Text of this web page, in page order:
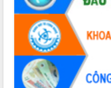
Giai đoạn 2026-2030, Đắk Lắk phấn
đấu có 77% xã đạt chuẩn nông thôn
Chuyển đổi số 'mở đường' cho nông
nghiệp Đắk Lắk tăng trưởng bứt phá
Triển khai đồng bộ đo đạc, lập hồ sơ
địa chính, hoàn thiện cơ sở dữ liệu đất